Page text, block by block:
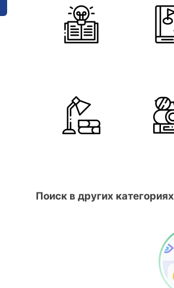
Поиск в других категориях